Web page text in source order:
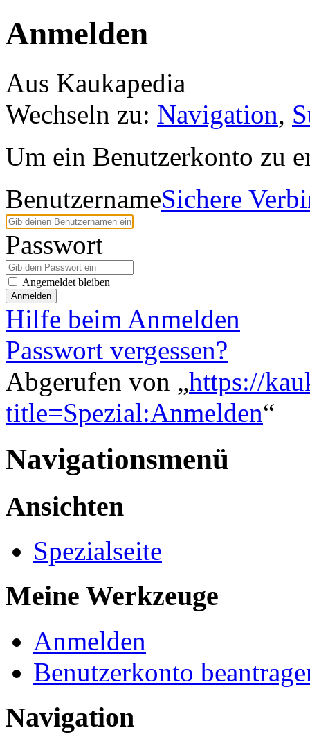
Anmelden
Aus Kaukapedia
Wechseln zu: Navigation,
Um ein Benutzerkonto zu
BenutzernameSichere
Passwort
Angemeldet bleiben
Anmelden
Hilfe beim Anmelden
Passwort vergessen?
Abgerufen von „https://
title=Spezial:Anmelden“
Navigationsmenü
Ansichten
Spezialseite
Meine Werkzeuge
Anmelden
Benutzerkonto
Navigation